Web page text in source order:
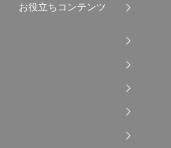
お役立ちコンテンツ